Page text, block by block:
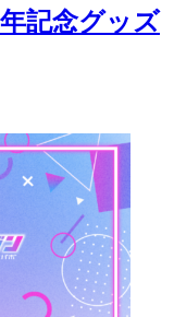
記念グッズ